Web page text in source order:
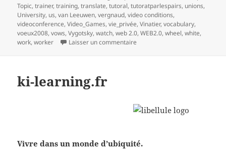
Topic,trainer,training,translate,tutoral,tutoratparlespairs, unions,
University, us,van Leeuwen,vergnaud,video conditions,
videoconference,Video_Games,vie_privée,Vinatier,vocabulary,
voeux2008,vows,Vygotsky,watch,web 2.0,WEB2.0,wheel,white,
work,worker Laisser un commentaire
ki-learning.fr
Vivre dans un monde d’ubiquité.